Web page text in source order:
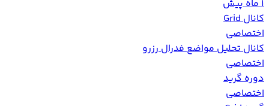
1 ماه پیش
کانال Grid
اختصاصی
کانال تحلیل مواضع فدرال رزرو
اختصاصی
دوره گرید
اختصاصی